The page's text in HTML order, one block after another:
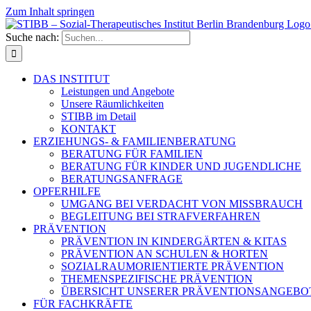
Zum Inhalt springen
Suche nach:
DAS INSTITUT
Leistungen und Angebote
Unsere Räumlichkeiten
STIBB im Detail
KONTAKT
ERZIEHUNGS- & FAMILIENBERATUNG
BERATUNG FÜR FAMILIEN
BERATUNG FÜR KINDER UND JUGENDLICHE
BERATUNGSANFRAGE
OPFERHILFE
UMGANG BEI VERDACHT VON MISSBRAUCH
BEGLEITUNG BEI STRAFVERFAHREN
PRÄVENTION
PRÄVENTION IN KINDERGÄRTEN & KITAS
PRÄVENTION AN SCHULEN & HORTEN
SOZIALRAUMORIENTIERTE PRÄVENTION
THEMENSPEZIFISCHE PRÄVENTION
ÜBERSICHT UNSERER
FÜR FACHKRÄFTE